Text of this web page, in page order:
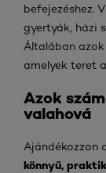
befejezéshez.
gyertyák, házi
Általában azok
amelyek teret
Azok
valahová
Ajándékozzon
könnyű,